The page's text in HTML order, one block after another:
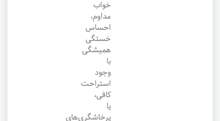
خواب
مداوم،
احساس
خستگی
همیشگی
با
وجود
استراحت
کافی،
یا
پرخاشگری‌های